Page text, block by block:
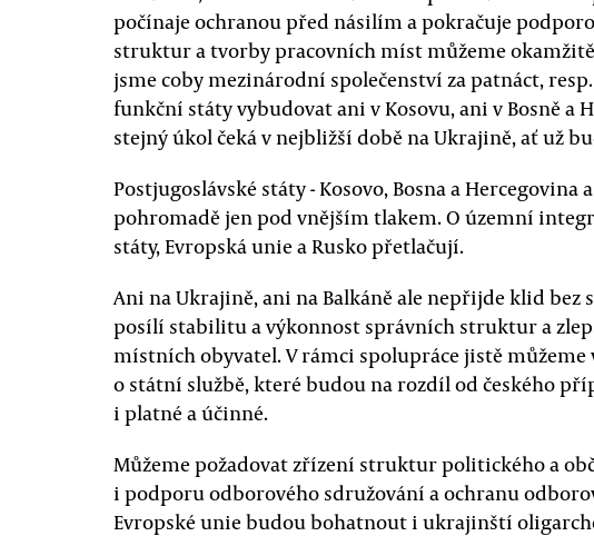
počínaje ochranou před násilím a pokračuje
struktur a tvorby pracovních míst můžeme
jsme coby mezinárodní společenství za patnáct,
funkční státy vybudovat ani v Kosovu, ani v Bosně a
stejný úkol čeká v nejbližší době na Ukrajině, ať už
Postjugoslávské státy - Kosovo, Bosna a Hercegovina
pohromadě jen pod vnějším tlakem. O územní
státy, Evropská unie a Rusko přetlačují.
Ani na Ukrajině, ani na Balkáně ale nepřijde klid
posílí stabilitu a výkonnost správních struktur a
místních obyvatel. V rámci spolupráce jistě
o státní službě, které budou na rozdíl od českého
i platné a účinné.
Můžeme požadovat zřízení struktur politického a
i podporu odborového sdružování a ochranu
Evropské unie budou bohatnout i ukrajinští